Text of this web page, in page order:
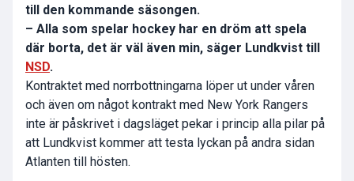
till den kommande säsongen.
– Alla som spelar hockey har en dröm att spela
där borta, det är väl även min, säger Lundkvist till
NSD.
Kontraktet med norrbottningarna löper ut under våren
och även om något kontrakt med New York Rangers
inte är påskrivet i dagsläget pekar i princip alla pilar på
att Lundkvist kommer att testa lyckan på andra sidan
Atlanten till hösten.